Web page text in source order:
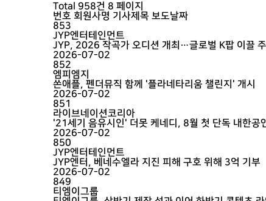
Total 958건 8 페이지
번호 회원사명 기사제목 보도날짜
853
JYP엔터테인먼트
JYP, 2026 작곡가 오디션 개최…글로벌 K팝 이끌
2026-07-02
852
엠피엠지
쏜애플, 펜더뮤직 함께 '플라네타리움 챌린지' 개시
2026-07-02
851
라이브네이션코리아
'21세기 음유시인' 더못 케네디, 8월 첫 단독 내한공
2026-07-02
850
JYP엔터테인먼트
JYP엔터, 베네수엘라 지진 피해 구호 위해 3억 기부
2026-07-02
849
티엠이그룹